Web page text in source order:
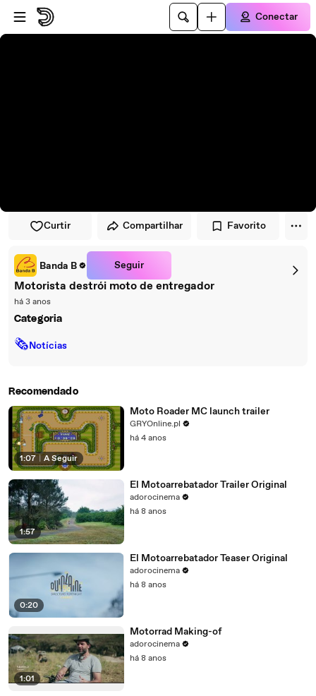
Pular para o player
Ir para o conteúdo principal
Conectar
Curtir Compartilhar Favorito
Banda B Seguir
Motorista destrói moto de entregador
há 3 anos
Categoria
🗞Notícias
Recomendado
1:07 A Seguir
Moto Roader MC launch trailer
GRYOnline.pl
há 4 anos
1:57
El Motoarrebatador Trailer Original
adorocinema
há 8 anos
0:20
El Motoarrebatador Teaser Original
adorocinema
há 8 anos
1:01
Motorrad Making-of
adorocinema
há 8 anos